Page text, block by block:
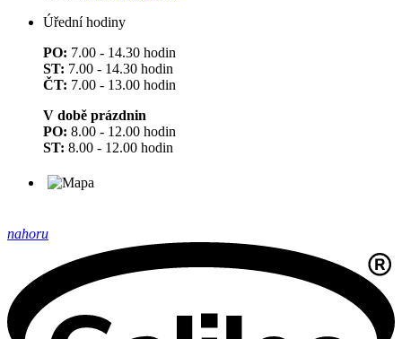
Úřední hodiny
PO: 7.00 - 14.30 hodin
ST: 7.00 - 14.30 hodin
ČT: 7.00 - 13.00 hodin
V době prázdnin
PO: 8.00 - 12.00 hodin
ST: 8.00 - 12.00 hodin
nahoru